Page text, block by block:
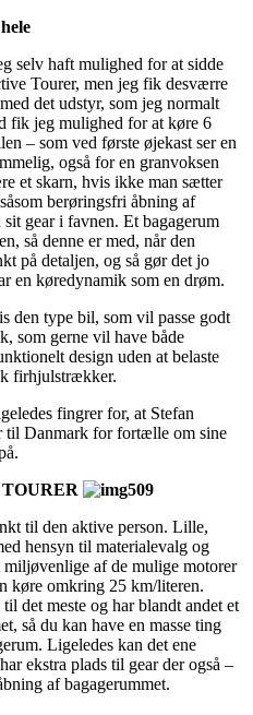
selv haft mulighed for at sidde
Tourer, men jeg fik desværre
det udstyr, som jeg normalt
fik jeg mulighed for at køre 6
– som ved første øjekast ser en
også for en granvoksen
et skarn, hvis ikke man sætter
berøringsfri åbning af
gear i favnen. Et bagagerum
så denne er med, når den
på detaljen, og så gør det jo
en køredynamik som en drøm.
den type bil, som vil passe godt
som gerne vil have både
design uden at belaste
firhjulstrækker.
fingrer for, at Stefan
til Danmark for fortælle om sine
til den aktive person. Lille,
hensyn til materialevalg og
af de mulige motorer
køre omkring 25 km/literen.
det meste og har blandt andet et
så du kan have en masse ting
Ligeledes kan det ene
ekstra plads til gear der også –
af bagagerummet.